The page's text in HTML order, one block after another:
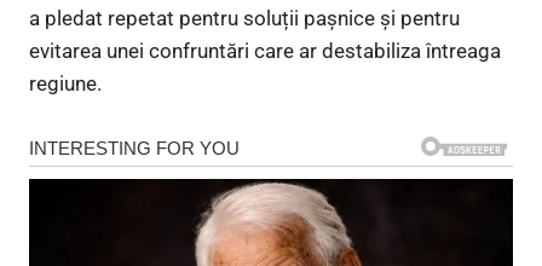
a pledat repetat pentru soluții pașnice și pentru
evitarea unei confruntări care ar destabiliza întreaga
regiune.